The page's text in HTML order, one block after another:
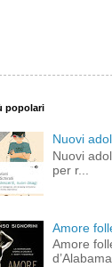
popolari
Nuovi
Nuovi
per r...
Amore
Amore